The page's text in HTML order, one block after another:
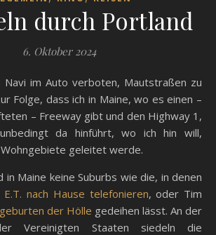
durch Portland
6. Oktober 2024
Folge, dass ich in Maine, wo es einen –
– Freeway gibt und den Highway 1,
da hinführt, wo ich hin will,
geleitet werde.
in Maine keine Suburbs wie die, in denen
E.T. nach Hause telefonieren, oder Tim
der Hölle gedeihen lässt. An der
Vereinigten Staaten siedeln die